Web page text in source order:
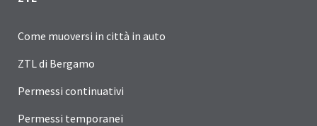
Come muoversi in città in auto
ZTL di Bergamo
Permessi continuativi
Permessi temporanei